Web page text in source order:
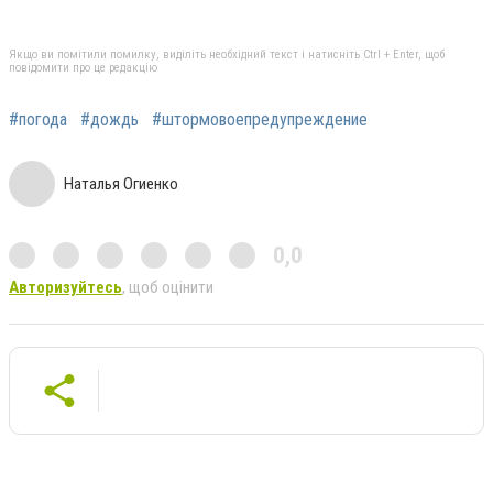
Якщо ви помітили помилку, виділіть необхідний текст і натисніть Ctrl + Enter, щоб
повідомити про це редакцію
#погода #дождь #штормовоепредупреждение
Наталья Огиенко
0,0
Авторизуйтесь, щоб оцінити